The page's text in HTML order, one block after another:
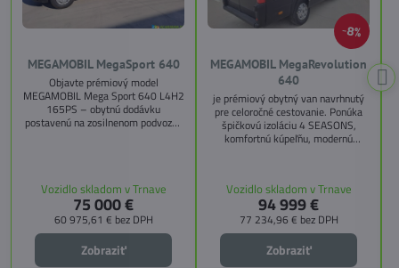
MEGAMOBIL MegaSport 640
Objavte prémiový model
MEGAMOBIL Mega Sport 640 L4H2
165PS – obytnú dodávku
postavenú na zosilnenom podvozku
pozdĺžnemu lôžku a možnosti
doplniť predné prídavné lôžko.
Vozidlo skladom v Trnave
75 000 €
60 975,61 € bez DPH
Zobraziť
8%
MEGAMOBIL MegaRevolution
640
je prémiový obytný van navrhnutý
pre celoročné cestovanie. Ponúka
špičkovú izoláciu 4 SEASONS,
komfortnú kúpeľňu, modernú
CITY, TECHNO, SICHERHEIT a
MEGA WINTER získate maximálnu
bezpečnosť, pohodlie a
technologické inovácie. Ideálna
voľba pre tých, ktorí hľadajú luxus,
funkčnosť a slobodu na cestách.
Vozidlo skladom v Trnave
94 999 €
77 234,96 € bez DPH
Zobraziť